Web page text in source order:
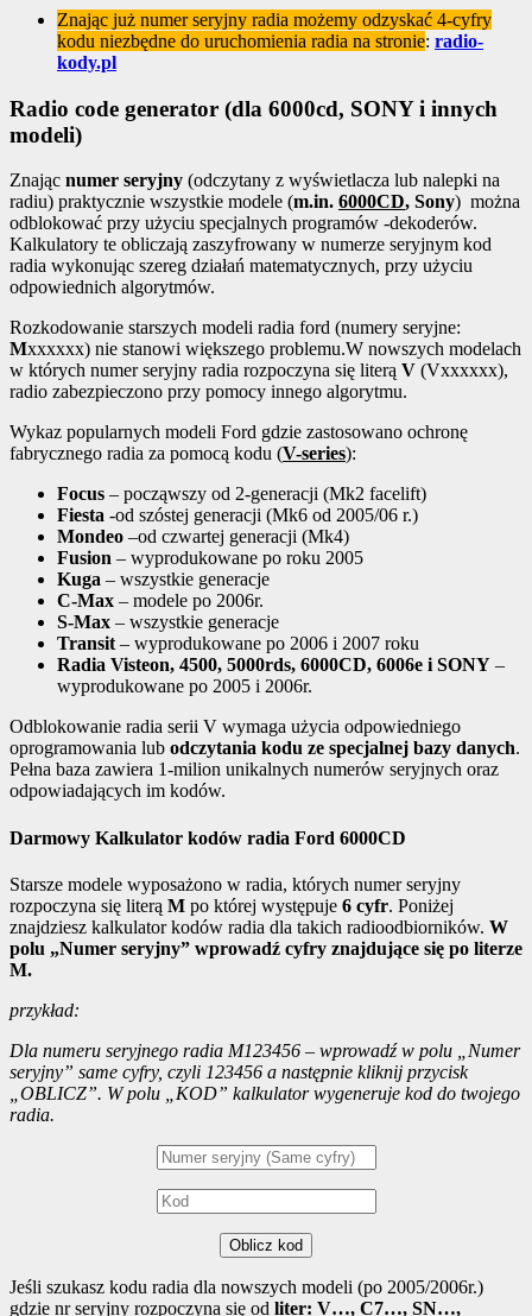
Znając już numer seryjny radia możemy odzyskać 4-cyfry
kodu niezbędne do uruchomienia radia na stronie: radio-
kody.pl
Radio code generator (dla 6000cd, SONY i innych
modeli)
Znając numer seryjny (odczytany z wyświetlacza lub nalepki na
radiu) praktycznie wszystkie modele (m.in. 6000CD, Sony) można
odblokować przy użyciu specjalnych programów -dekoderów.
Kalkulatory te obliczają zaszyfrowany w numerze seryjnym kod
radia wykonując szereg działań matematycznych, przy użyciu
odpowiednich algorytmów.
Rozkodowanie starszych modeli radia ford (numery seryjne:
Mxxxxxx) nie stanowi większego problemu.W nowszych modelach
w których numer seryjny radia rozpoczyna się literą V (Vxxxxxx),
radio zabezpieczono przy pomocy innego algorytmu.
Wykaz popularnych modeli Ford gdzie zastosowano ochronę
fabrycznego radia za pomocą kodu (V-series):
Focus – począwszy od 2-generacji (Mk2 facelift)
Fiesta -od szóstej generacji (Mk6 od 2005/06 r.)
Mondeo –od czwartej generacji (Mk4)
Fusion – wyprodukowane po roku 2005
Kuga – wszystkie generacje
C-Max – modele po 2006r.
S-Max – wszystkie generacje
Transit – wyprodukowane po 2006 i 2007 roku
Radia Visteon, 4500, 5000rds, 6000CD, 6006e i SONY –
wyprodukowane po 2005 i 2006r.
Odblokowanie radia serii V wymaga użycia odpowiedniego
oprogramowania lub odczytania kodu ze specjalnej bazy danych.
Pełna baza zawiera 1-milion unikalnych numerów seryjnych oraz
odpowiadających im kodów.
Darmowy Kalkulator kodów radia Ford 6000CD
Starsze modele wyposażono w radia, których numer seryjny
rozpoczyna się literą M po której występuje 6 cyfr. Poniżej
znajdziesz kalkulator kodów radia dla takich radioodbiorników. W
polu „Numer seryjny” wprowadź cyfry znajdujące się po literze
M.
przykład:
Dla numeru seryjnego radia M123456 – wprowadź w polu „Numer
seryjny” same cyfry, czyli 123456 a następnie kliknij przycisk
„OBLICZ”. W polu „KOD” kalkulator wygeneruje kod do twojego
radia.
Oblicz kod
Jeśli szukasz kodu radia dla nowszych modeli (po 2005/2006r.)
gdzie nr seryjny rozpoczyna się od liter: V…, C7…, SN…,